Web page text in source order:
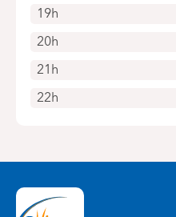
19h
20h
21h
22h